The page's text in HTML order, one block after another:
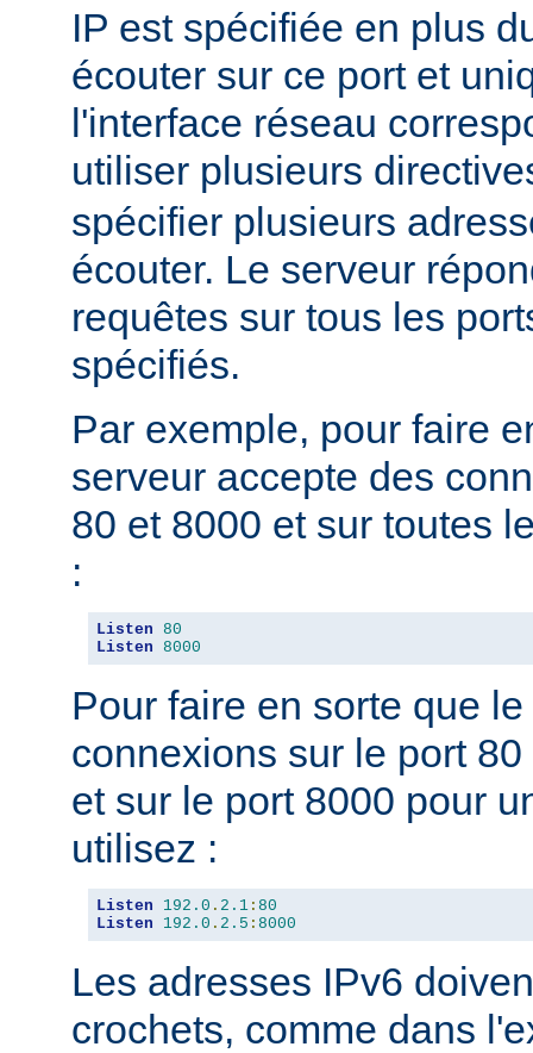
IP est spécifiée en plus
écouter sur ce port et
l'interface réseau
utiliser plusieurs
spécifier plusieurs
écouter. Le serveur
requêtes sur tous les
spécifiés.
Par exemple, pour faire
serveur accepte des
80 et 8000 et sur toutes
:
Listen 80
Listen 8000
Pour faire en sorte que
connexions sur le port
et sur le port 8000 pour
utilisez :
Listen 192.0 . 2.1 : 80
Listen
192.0 . 2.5 : 8000
Les adresses IPv6
crochets, comme dans